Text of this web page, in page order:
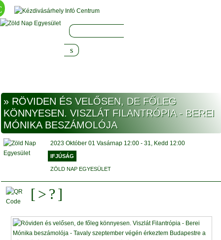
» RÖVIDEN ÉS VELŐSEN, DE FŐLEG
KÖNNYESEN. VISZLÁT FILANTRÓPIA - BEREI
MÓNIKA BESZÁMOLÓJA
2023 Október 01 Vasárnap 12:00 - 31, Kedd 12:00
IFJÚSÁG
ZÖLD NAP EGYESÜLET